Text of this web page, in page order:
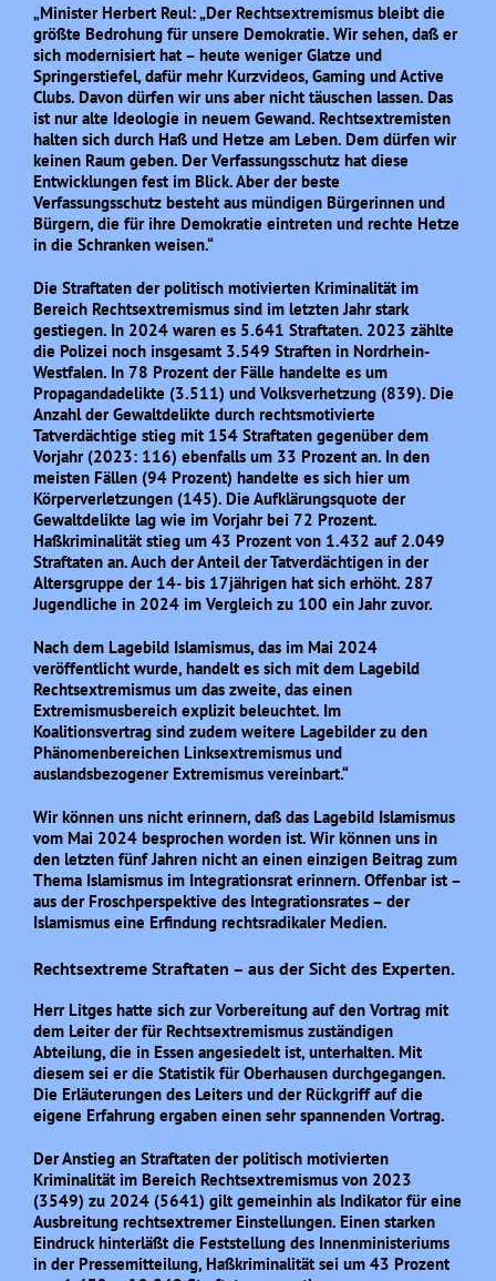
„Minister Herbert Reul: „Der Rechtsextremismus bleibt die
größte Bedrohung für unsere Demokratie. Wir sehen, daß er
sich modernisiert hat – heute weniger Glatze und
Springerstiefel, dafür mehr Kurzvideos, Gaming und Active
Clubs. Davon dürfen wir uns aber nicht täuschen lassen. Das
ist nur alte Ideologie in neuem Gewand. Rechtsextremisten
halten sich durch Haß und Hetze am Leben. Dem dürfen wir
keinen Raum geben. Der Verfassungsschutz hat diese
Entwicklungen fest im Blick. Aber der beste
Verfassungsschutz besteht aus mündigen Bürgerinnen und
Bürgern, die für ihre Demokratie eintreten und rechte Hetze
in die Schranken weisen.“
Die Straftaten der politisch motivierten Kriminalität im
Bereich Rechtsextremismus sind im letzten Jahr stark
gestiegen. In 2024 waren es 5.641 Straftaten. 2023 zählte
die Polizei noch insgesamt 3.549 Straften in Nordrhein-
Westfalen. In 78 Prozent der Fälle handelte es um
Propagandadelikte (3.511) und Volksverhetzung (839). Die
Anzahl der Gewaltdelikte durch rechtsmotivierte
Tatverdächtige stieg mit 154 Straftaten gegenüber dem
Vorjahr (2023: 116) ebenfalls um 33 Prozent an. In den
meisten Fällen (94 Prozent) handelte es sich hier um
Körperverletzungen (145). Die Aufklärungsquote der
Gewaltdelikte lag wie im Vorjahr bei 72 Prozent.
Haßkriminalität stieg um 43 Prozent von 1.432 auf 2.049
Straftaten an. Auch der Anteil der Tatverdächtigen in der
Altersgruppe der 14- bis 17jährigen hat sich erhöht. 287
Jugendliche in 2024 im Vergleich zu 100 ein Jahr zuvor.
Nach dem Lagebild Islamismus, das im Mai 2024
veröffentlicht wurde, handelt es sich mit dem Lagebild
Rechtsextremismus um das zweite, das einen
Extremismusbereich explizit beleuchtet. Im
Koalitionsvertrag sind zudem weitere Lagebilder zu den
Phänomenbereichen Linksextremismus und
auslandsbezogener Extremismus vereinbart.“
Wir können uns nicht erinnern, daß das Lagebild Islamismus
vom Mai 2024 besprochen worden ist. Wir können uns in
den letzten fünf Jahren nicht an einen einzigen Beitrag zum
Thema Islamismus im Integrationsrat erinnern. Offenbar ist –
aus der Froschperspektive des Integrationsrates – der
Islamismus eine Erfindung rechtsradikaler Medien.
Rechtsextreme Straftaten – aus der Sicht des Experten.
Herr Litges hatte sich zur Vorbereitung auf den Vortrag mit
dem Leiter der für Rechtsextremismus zuständigen
Abteilung, die in Essen angesiedelt ist, unterhalten. Mit
diesem sei er die Statistik für Oberhausen durchgegangen.
Die Erläuterungen des Leiters und der Rückgriff auf die
eigene Erfahrung ergaben einen sehr spannenden Vortrag.
Der Anstieg an Straftaten der politisch motivierten
Kriminalität im Bereich Rechtsextremismus von 2023
(3549) zu 2024 (5641) gilt gemeinhin als Indikator für eine
Ausbreitung rechtsextremer Einstellungen. Einen starken
Eindruck hinterläßt die Feststellung des Innenministeriums
in der Pressemitteilung, Haßkriminalität sei um 43 Prozent